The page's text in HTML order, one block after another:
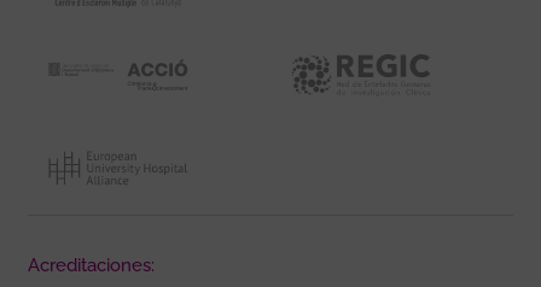
Acreditaciones: